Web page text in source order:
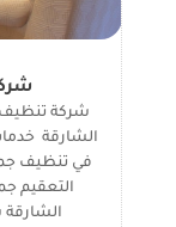
شركة
الشارقة
في تنظيف
التعقيم